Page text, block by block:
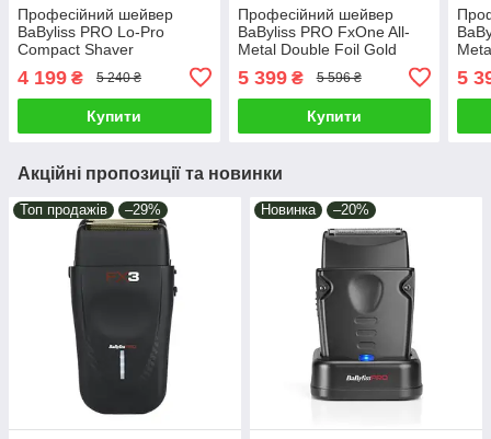
Професійний шейвер
BaByliss PRO Lo-Pro
Compact Shaver
4 199 ₴ 5 240 ₴
Купити
Професійний шейвер
BaByliss PRO FxOne All-
Metal Double Foil Gold
5 399₴ 5 596 ₴
Купити
5
Акційні пропозиції та новинки
Топ продажів –29% Новинка –20%